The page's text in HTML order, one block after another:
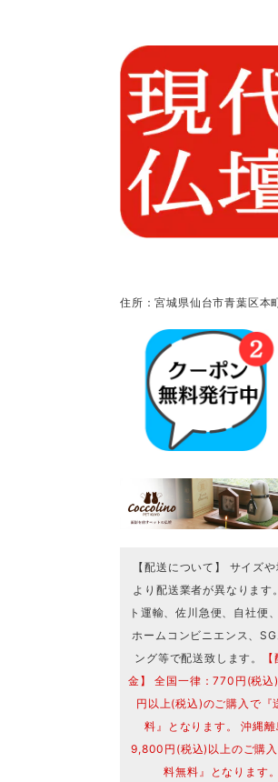
住所：宮城県仙台市青葉区
【配送について】 サイズ
より配送業者が異なります
ト運輸、佐川急便、自社便
ホームコンビニエンス、
ング等で配送致します。
金】 全国一律：770円(税
円以上(税込)のご購入で『
料』となります。 沖縄離
9,800円(税込)以上のご購
料無料』となります。